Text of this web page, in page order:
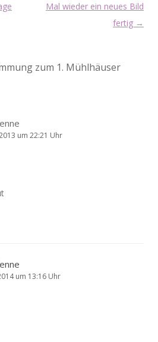
Mal wieder ein neues Bild
fertig →
zum 1. Mühlhäuser
um 22:21 Uhr
um 13:16 Uhr